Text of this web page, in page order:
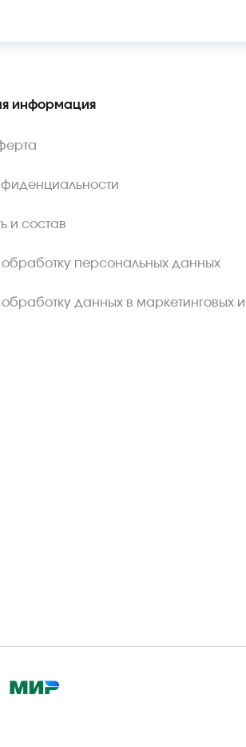
информация
и состав
персональных данных
данных в маркетинговых и